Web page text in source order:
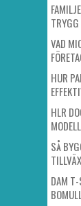
VAD
HUR
HLR
SÅ
DAM